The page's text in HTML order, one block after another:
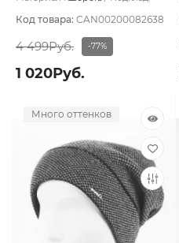
Код товара: CAN00200082638
4 499Руб. -77%
1 020Руб.
Много оттенков